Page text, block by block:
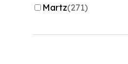
Martz(271)